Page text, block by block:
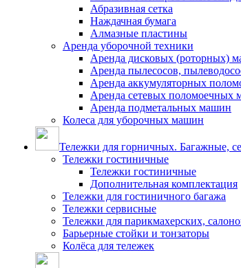
Абразивная сетка
Наждачная бумага
Алмазные пластины
Аренда уборочной техники
Аренда дисковых (роторных)
Аренда пылесосов,
Аренда аккумуляторных
Аренда сетевых поломоечных
Аренда подметальных машин
Колеса для уборочных машин
Тележки для горничных. Багажные,
Тележки гостиничные
Тележки гостиничные
Дополнительная комплектация
Тележки для гостиничного багажа
Тележки сервисные
Тележки для парикмахерских,
Барьерные стойки и тонзаторы
Колёса для тележек